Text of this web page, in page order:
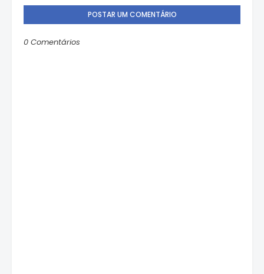
POSTAR UM COMENTÁRIO
0 Comentários